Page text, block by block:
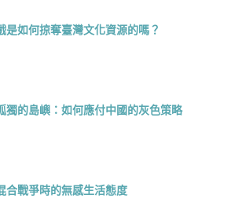
是如何掠奪臺灣文化資源的嗎？
獨的島嶼：如何應付中國的灰色策略
合戰爭時的無感生活態度